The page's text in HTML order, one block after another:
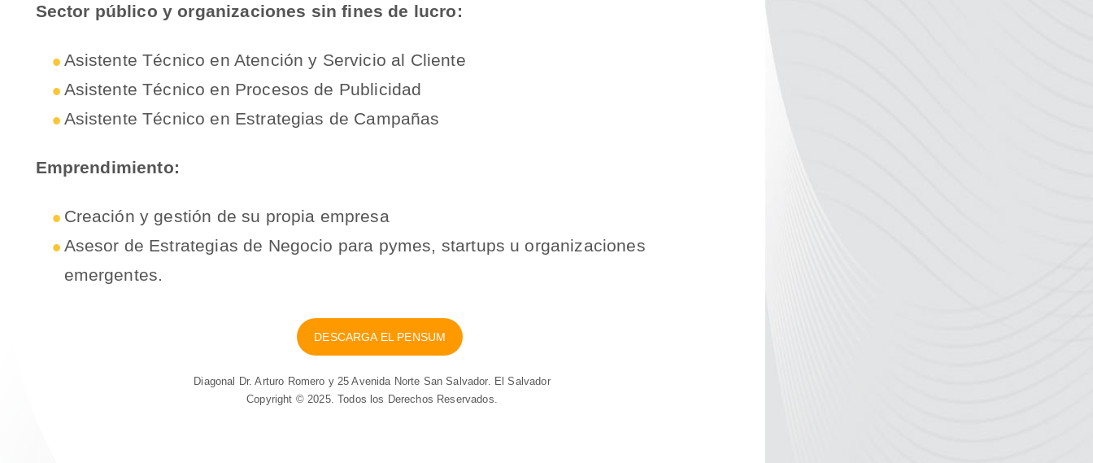
Sector público y organizaciones sin fines de lucro:
Asistente Técnico en Atención y Servicio al Cliente
Asistente Técnico en Procesos de Publicidad
Asistente Técnico en Estrategias de Campañas
Emprendimiento:
Creación y gestión de su propia empresa
Asesor de Estrategias de Negocio para pymes, startups u organizaciones
emergentes.
DESCARGA EL PENSUM
Diagonal Dr. Arturo Romero y 25 Avenida Norte San Salvador. El Salvador
Copyright © 2025. Todos los Derechos Reservados.